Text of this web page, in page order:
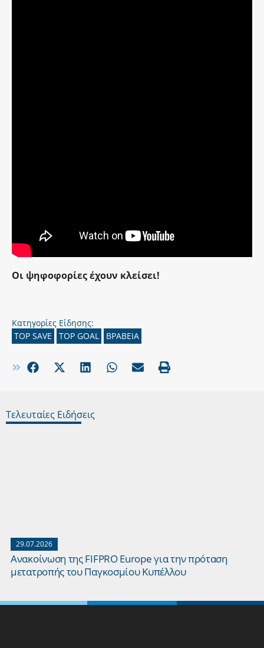
Οι ψηφοφορίες έχουν κλείσει!
Κατηγορίες Είδησης:
TOP SAVE
TOP GOAL ΒΡΑΒΕΙΑ
Τελευταίες Ειδήσεις
29.07.2026
Ανακοίνωση της FIFPRO Europe για την πρόταση
μετατροπής του Παγκοσμίου Κυπέλλου